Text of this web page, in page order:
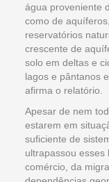
água proveniente
como de
reservatórios
crescente de
solo em deltas e
lagos e pântanos
afirma o relatório.
Apesar de nem
estarem em
suficiente de
ultrapassou
comércio, da